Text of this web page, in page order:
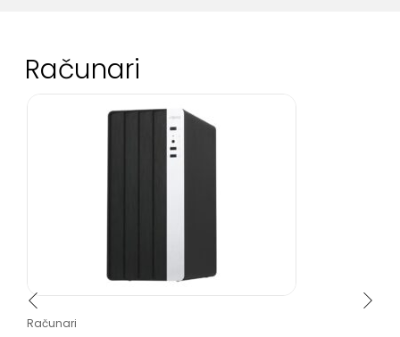
Računari
Računari